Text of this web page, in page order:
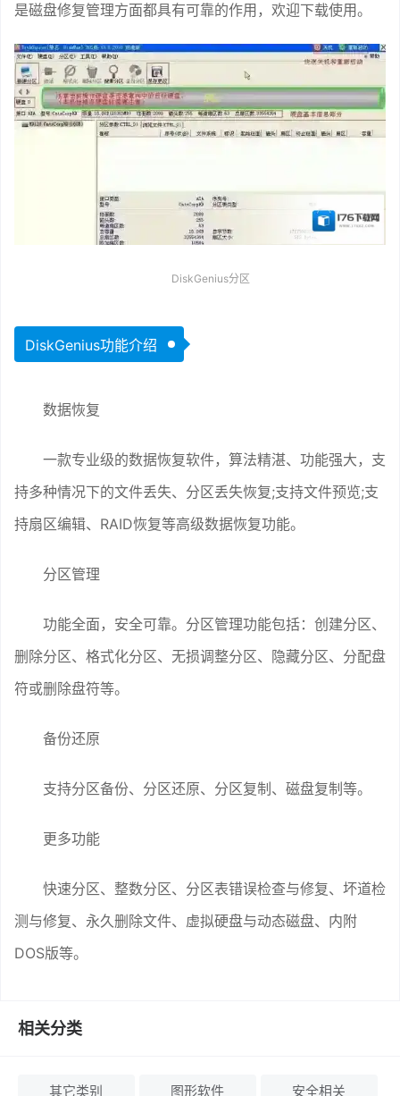
是磁盘修复管理方面都具有可靠的作用，欢迎下载使用。
DiskGenius分区
DiskGenius功能介绍
数据恢复
一款专业级的数据恢复软件，算法精湛、功能强大，支
持多种情况下的文件丢失、分区丢失恢复;支持文件预览;支
持扇区编辑、RAID恢复等高级数据恢复功能。
分区管理
功能全面，安全可靠。分区管理功能包括：创建分区、
删除分区、格式化分区、无损调整分区、隐藏分区、分配盘
符或删除盘符等。
备份还原
支持分区备份、分区还原、分区复制、磁盘复制等。
更多功能
快速分区、整数分区、分区表错误检查与修复、坏道检
测与修复、永久删除文件、虚拟硬盘与动态磁盘、内附
DOS版等。
相关分类
其它类别 图形软件 安全相关